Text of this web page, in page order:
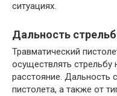
ситуациях.
Дальность
Травматический
осуществлять
расстояние. Дальность
пистолета, а также от